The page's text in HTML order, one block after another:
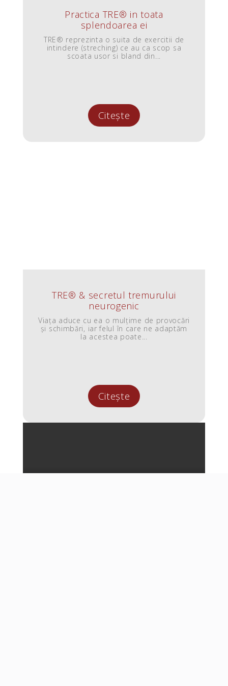
Practica TRE® in toata
splendoarea ei
TRE® reprezinta o suita de exercitii de
intindere (streching) ce au ca scop sa
scoata usor si bland din...
Citește
TRE® & secretul tremurului
neurogenic
Viața aduce cu ea o mulțime de provocări
și schimbări, iar felul în care ne adaptăm
la acestea poate...
Citește